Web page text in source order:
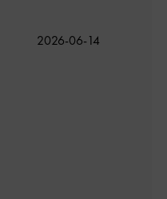
公
2026-06-14